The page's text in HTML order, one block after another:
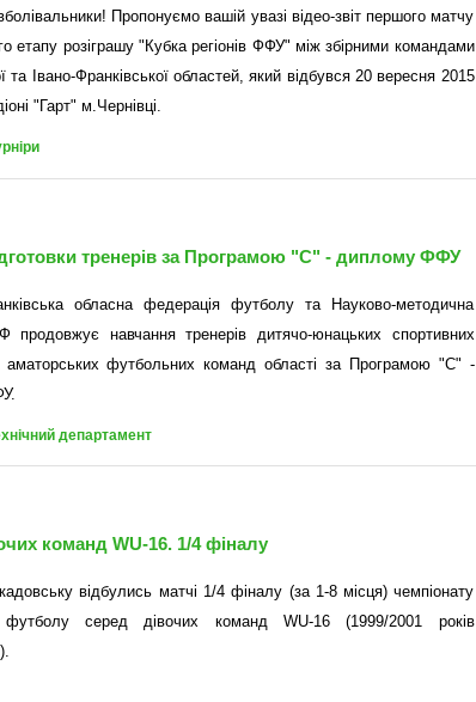
Пропонуємо вашій увазі відео-звіт першого матчу
етапу розіграшу "Кубка регіонів ФФУ" між збірними командами
та Івано-Франківської областей, який відбувся 20 вересня 2015
"Гарт" м.Чернівці.
тренерів за Програмою "С" - диплому ФФУ
обласна федерація футболу та Науково-методична
навчання тренерів дитячо-юнацьких спортивних
аматорських футбольних команд області за Програмою "С" -
департамент
команд WU-16. 1/4 фіналу
відбулись матчі 1/4 фіналу (за 1-8 місця) чемпіонату
серед дівочих команд WU-16 (1999/2001 років
сезон 2022-2023